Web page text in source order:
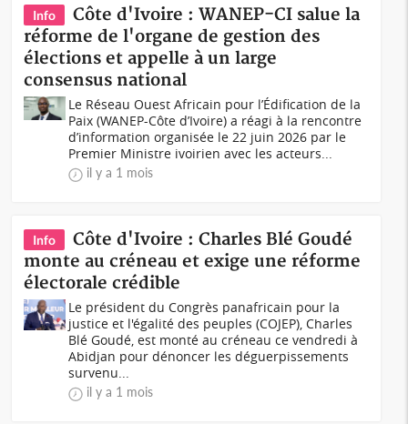
Info
Côte d'Ivoire : WANEP-CI salue la
réforme de l'organe de gestion des
élections et appelle à un large
consensus national
Le Réseau Ouest Africain pour l’Édification de la
Paix (WANEP-Côte d’Ivoire) a réagi à la rencontre
d’information organisée le 22 juin 2026 par le
Premier Ministre ivoirien avec les acteurs...
il y a 1 mois
Info
Côte d'Ivoire : Charles Blé Goudé
monte au créneau et exige une réforme
électorale crédible
Le président du Congrès panafricain pour la
justice et l'égalité des peuples (COJEP), Charles
Blé Goudé, est monté au créneau ce vendredi à
Abidjan pour dénoncer les déguerpissements
survenu...
il y a 1 mois